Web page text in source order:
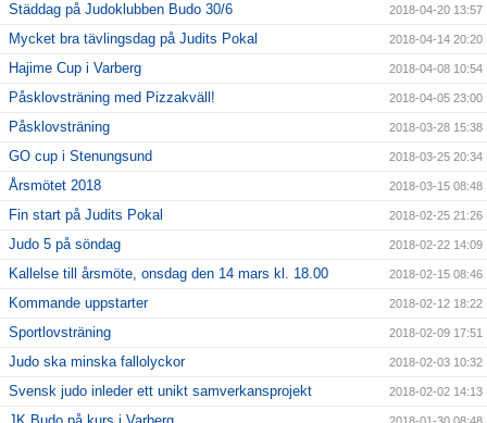
Städdag på Judoklubben Budo 30/6 2018-04-20 13:57
Mycket bra tävlingsdag på Judits Pokal 2018-04-14 20:20
Hajime Cup i Varberg 2018-04-08 10:54
Påsklovsträning med Pizzakväll! 2018-04-05 23:00
Påsklovsträning 2018-03-28 15:38
GO cup i Stenungsund 2018-03-25 20:34
Årsmötet 2018 2018-03-15 08:48
Fin start på Judits Pokal 2018-02-25 21:26
Judo 5 på söndag 2018-02-22 14:09
Kallelse till årsmöte, onsdag den 14 mars kl. 18.00 2018-02-15 08:46
Kommande uppstarter 2018-02-12 18:22
Sportlovsträning 2018-02-09 17:51
Judo ska minska fallolyckor 2018-02-03 10:32
Svensk judo inleder ett unikt samverkansprojekt 2018-02-02 14:13